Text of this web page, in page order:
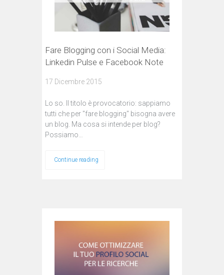
Fare Blogging con i Social Media:
Linkedin Pulse e Facebook Note
17 Dicembre 2015
Lo so. Il titolo è provocatorio: sappiamo
tutti che per "fare blogging" bisogna avere
un blog. Ma cosa si intende per blog?
Possiamo…
Continue reading